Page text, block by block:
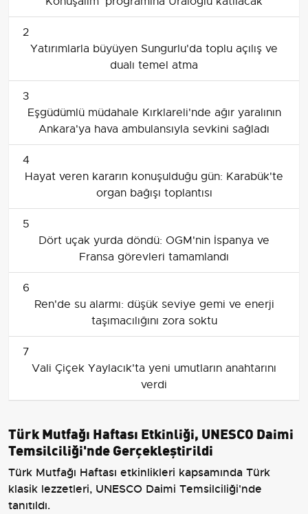
2
Yatırımlarla büyüyen Sungurlu'da toplu açılış ve
dualı temel atma
3
Eşgüdümlü müdahale Kırklareli'nde ağır yaralının
Ankara'ya hava ambulansıyla sevkini sağladı
4
Hayat veren kararın konuşulduğu gün: Karabük'te
organ bağışı toplantısı
5
Dört uçak yurda döndü: OGM'nin İspanya ve
Fransa görevleri tamamlandı
6
Ren'de su alarmı: düşük seviye gemi ve enerji
taşımacılığını zora soktu
7
Vali Çiçek Yaylacık'ta yeni umutların anahtarını
verdi
Türk Mutfağı Haftası Etkinliği, UNESCO Daimi
Temsilciliği'nde Gerçekleştirildi
Türk Mutfağı Haftası etkinlikleri kapsamında Türk
klasik lezzetleri, UNESCO Daimi Temsilciliği'nde
tanıtıldı.